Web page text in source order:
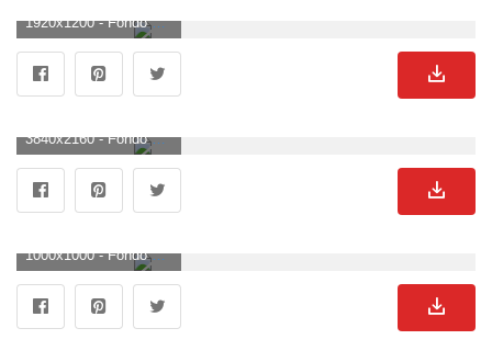
1920x1200 - Fondo de pantalla de 1920x1200. Fondo de pantalla de Bugatti.
3840x2160 - Fondo de pantalla de 3840x2160. Fondo para computadora 4K Ultra HD de Bugatti.
1000x1000 - Fondo de pantalla de 1000x1000. Fondo de pantalla de Bugatti.